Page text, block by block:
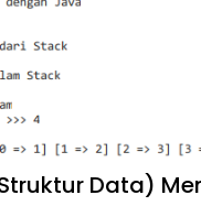
Data)